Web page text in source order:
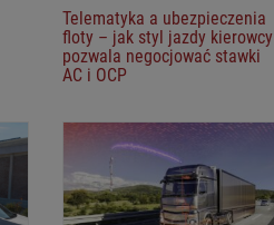
Telematyka a ubezpieczenia
floty – jak styl jazdy kierowcy
pozwala negocjować stawki
AC i OCP